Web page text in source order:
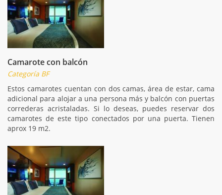
Camarote con balcón
Categoría BF
Estos camarotes cuentan con dos camas, área de estar, cama
adicional para alojar a una persona más y balcón con puertas
correderas acristaladas. Si lo deseas, puedes reservar dos
camarotes de este tipo conectados por una puerta. Tienen
aprox 19 m2.